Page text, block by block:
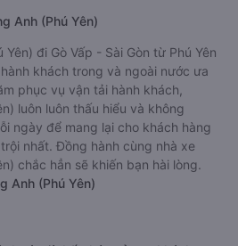
Anh (Phú Yên)
Yên) đi Gò Vấp - Sài Gòn từ Phú Yên
khách trong và ngoài nước ưa
phục vụ vận tải hành khách,
luôn luôn thấu hiểu và không
ngày để mang lại cho khách hàng
nhất. Đồng hành cùng nhà xe
chắc hẳn sẽ khiến bạn hài lòng.
Anh (Phú Yên)